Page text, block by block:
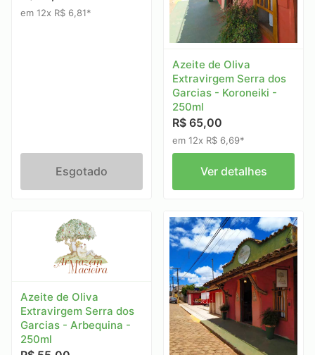
em 12x R$ 6,81*
Esgotado
Azeite de Oliva
Extravirgem Serra dos
Garcias - Koroneiki -
250ml
R$ 65,00
em 12x R$ 6,69*
Ver detalhes
Azeite de Oliva
Extravirgem Serra dos
Garcias - Arbequina -
250ml